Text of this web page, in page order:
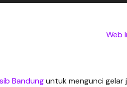
Web
Bandunguntuk mengunci